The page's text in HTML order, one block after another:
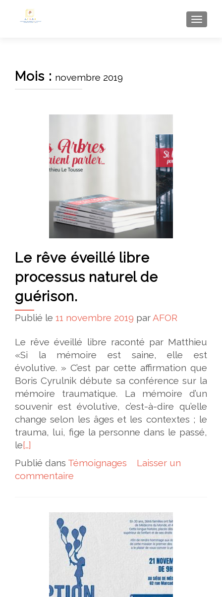
Mois : novembre 2019
Le rêve éveillé libre
processus naturel de
guérison.
Publié le 11 novembre 2019 par AFOR
Le rêve éveillé libre raconté par Matthieu
«Si la mémoire est saine, elle est
évolutive. » C’est par cette affirmation que
Boris Cyrulnik débute sa conférence sur la
mémoire traumatique. La mémoire d’un
souvenir est évolutive, c’est-à-dire qu’elle
change selon les âges et les contextes ; le
trauma, lui, fige la personne dans le passé,
le[…]
Publié dans Témoignages
Laisser un
commentaire